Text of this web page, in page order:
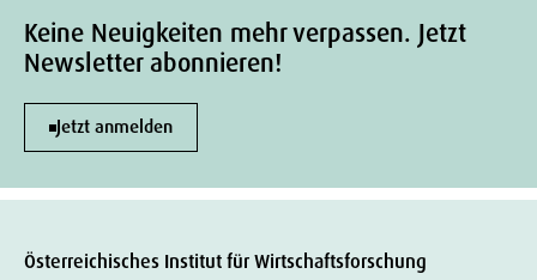
Keine Neuigkeiten mehr verpassen. Jetzt
Newsletter abonnieren!
Jetzt anmelden
Österreichisches Institut für Wirtschaftsforschung